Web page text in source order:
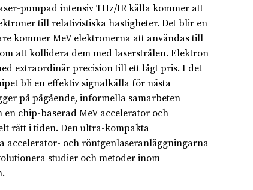
pumpad intensiv THz/IR källa kommer att
till relativistiska hastigheter. Det blir en
kommer MeV elektronerna att användas till
att kollidera dem med laserstrålen. Elektron
extraordinär precision till ett lågt pris. I det
bli en effektiv signalkälla för nästa
på pågående, informella samarbeten
chip-baserad MeV accelerator och
rätt i tiden. Den ultra-kompakta
accelerator- och röntgenlaseranläggningarna
studier och metoder inom